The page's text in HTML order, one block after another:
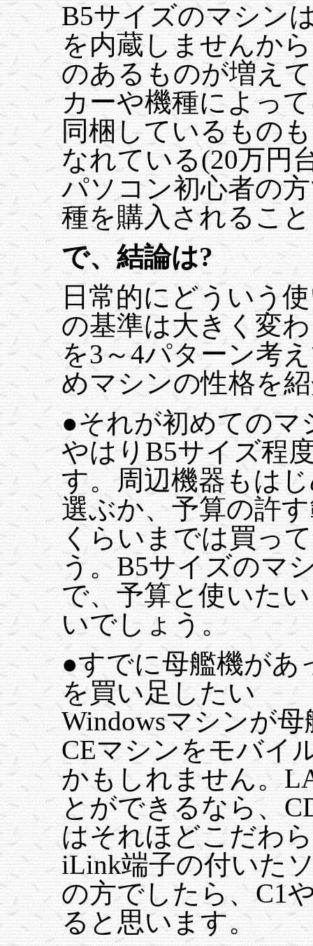
B5サイズのマシン
を内蔵しませんか
のあるものが増え
カーや機種によっ
同梱しているもの
なれている(20万円
パソコン初心者の
種を購入されるこ
で、結論は?
日常的にどういう
の基準は大きく変
を3～4パターン考
めマシンの性格を
●それが初めてのマ
やはりB5サイズ程
す。周辺機器もは
選ぶか、予算の許
くらいまでは買っ
う。B5サイズのマ
で、予算と使いた
いでしょう。
●すでに母艦機があ
を買い足したい
Windowsマシンが
CEマシンをモバイ
かもしれません。
とができるなら、
はそれほどこだわ
iLink端子の付いた
の方でしたら、C1
ると思います。